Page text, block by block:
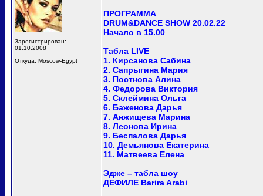
Зарегистрирован:
01.10.2008
Откуда: Moscow-Egypt
ПРОГРАММА
DRUM&DANCE SHOW 20.02.22
Начало в 15.00
Табла LIVE
1. Кирсанова Сабина
2. Сапрыгина Мария
3. Постнова Алина
4. Федорова Виктория
5. Склеймина Ольга
6. Баженова Дарья
7. Анжищева Марина
8. Леонова Ирина
9. Беспалова Дарья
10. Демьянова Екатерина
11. Матвеева Елена
Эдже – табла шоу
ДЕФИЛЕ Barira Arabi